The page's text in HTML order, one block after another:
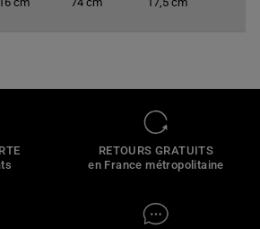
RETOURS GRATUITS
en France métropolitaine